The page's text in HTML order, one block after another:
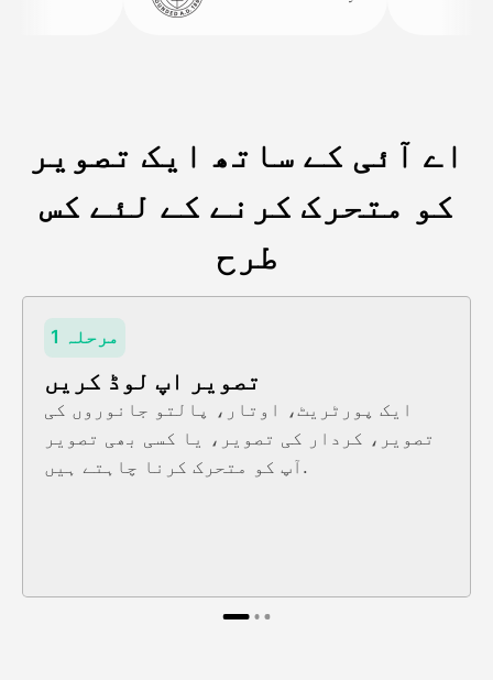
اے آئی کے ساتھ ایک تصویر
کو متحرک کرنے کے لئے کس
طرح
مرحلہ 1
تصویر اپ لوڈ کریں
ایک پورٹریٹ، اوتار، پالتو جانوروں کی
تصویر، کردار کی تصویر، یا کسی بھی تصویر
آپ کو متحرک کرنا چاہتے ہیں.